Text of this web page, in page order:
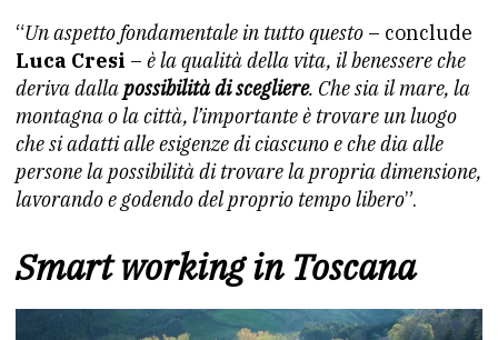
“Un aspetto fondamentale in tutto questo – conclude
Luca Cresi – è la qualità della vita, il benessere che
deriva dallapossibilità di scegliere. Che sia il mare, la
montagna o la città, l’importante è trovare un luogo
che si adatti alle esigenze di ciascuno e che dia alle
persone la possibilità di trovare la propria dimensione,
lavorando e godendo del proprio tempo libero”.
Smart working in Toscana